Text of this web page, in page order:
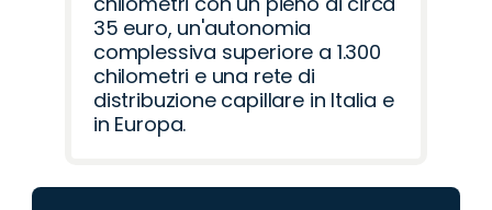
35 euro, un'autonomia
complessiva superiore a 1.300
chilometri e una rete di
distribuzione capillare in Italia e
in Europa.